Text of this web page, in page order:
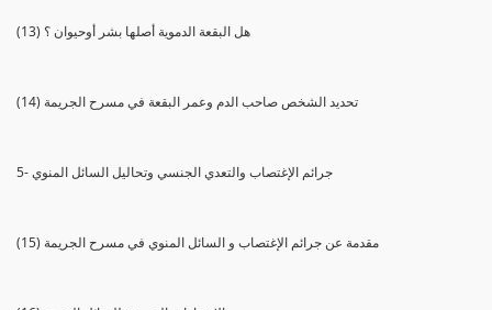
(13) هل البقعة الدموية أصلها بشر أوحيوان ؟
(14) تحديد الشخص صاحب الدم وعمر البقعة في مسرح الجريمة
5- جرائم الإغتصاب والتعدي الجنسي وتحاليل السائل المنوي
(15) مقدمة عن جرائم الإغتصاب و السائل المنوي في مسرح الجريمة